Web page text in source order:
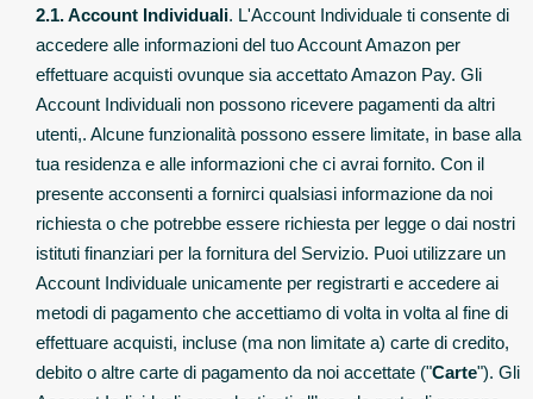
2.1. Account Individuali. L'Account Individuale ti consente di
accedere alle informazioni del tuo Account Amazon per
effettuare acquisti ovunque sia accettato Amazon Pay. Gli
Account Individuali non possono ricevere pagamenti da altri
utenti,. Alcune funzionalità possono essere limitate, in base alla
tua residenza e alle informazioni che ci avrai fornito. Con il
presente acconsenti a fornirci qualsiasi informazione da noi
richiesta o che potrebbe essere richiesta per legge o dai nostri
istituti finanziari per la fornitura del Servizio. Puoi utilizzare un
Account Individuale unicamente per registrarti e accedere ai
metodi di pagamento che accettiamo di volta in volta al fine di
effettuare acquisti, incluse (ma non limitate a) carte di credito,
debito o altre carte di pagamento da noi accettate ("Carte"). Gli